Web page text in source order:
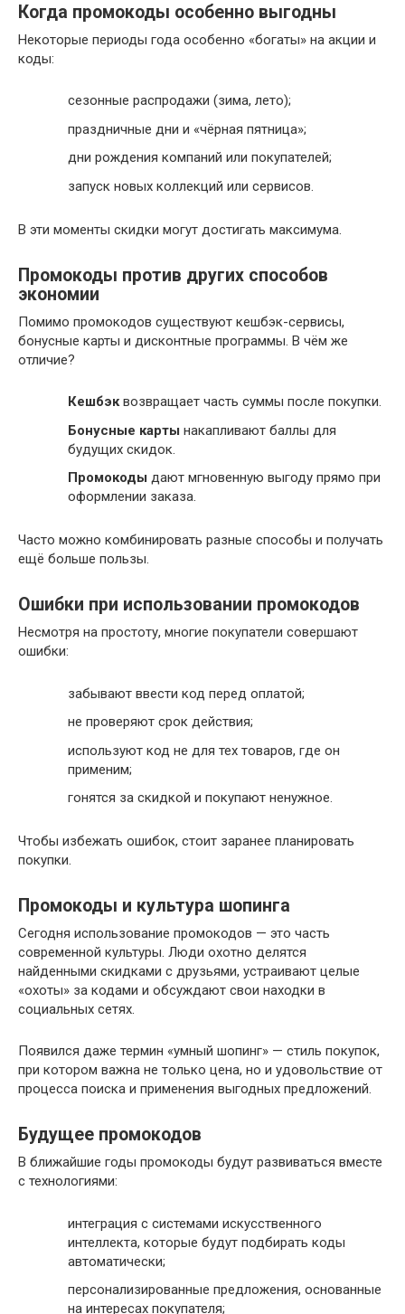
Когда промокоды особенно выгодны
Некоторые периоды года особенно «богаты» на акции и
коды:
сезонные распродажи (зима, лето);
праздничные дни и «чёрная пятница»;
дни рождения компаний или покупателей;
запуск новых коллекций или сервисов.
В эти моменты скидки могут достигать максимума.
Промокоды против других способов
экономии
Помимо промокодов существуют кешбэк-сервисы,
бонусные карты и дисконтные программы. В чём же
отличие?
Кешбэквозвращает часть суммы после покупки.
Бонусные карты накапливают баллы для
будущих скидок.
Промокоды дают мгновенную выгоду прямо при
оформлении заказа.
Часто можно комбинировать разные способы и получать
ещё больше пользы.
Ошибки при использовании промокодов
Несмотря на простоту, многие покупатели совершают
ошибки:
забывают ввести код перед оплатой;
не проверяют срок действия;
используют код не для тех товаров, где он
применим;
гонятся за скидкой и покупают ненужное.
Чтобы избежать ошибок, стоит заранее планировать
покупки.
Промокоды и культура шопинга
Сегодня использование промокодов — это часть
современной культуры. Люди охотно делятся
найденными скидками с друзьями, устраивают целые
«охоты» за кодами и обсуждают свои находки в
социальных сетях.
Появился даже термин «умный шопинг» — стиль покупок,
при котором важна не только цена, но и удовольствие от
процесса поиска и применения выгодных предложений.
Будущее промокодов
В ближайшие годы промокоды будут развиваться вместе
с технологиями:
интеграция с системами искусственного
интеллекта, которые будут подбирать коды
автоматически;
персонализированные предложения, основанные
на интересах покупателя;